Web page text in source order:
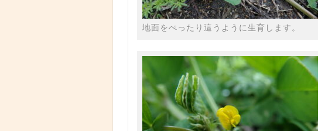
地面をぺったり這うように生育します。